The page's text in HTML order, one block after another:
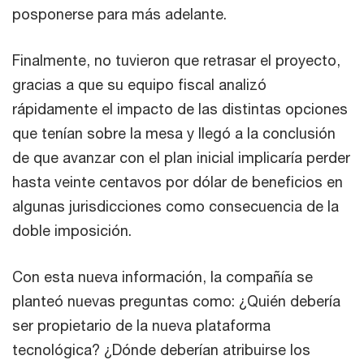
posponerse para más adelante.
Finalmente, no tuvieron que retrasar el proyecto,
gracias a que su equipo fiscal analizó
rápidamente el impacto de las distintas opciones
que tenían sobre la mesa y llegó a la conclusión
de que avanzar con el plan inicial implicaría perder
hasta veinte centavos por dólar de beneficios en
algunas jurisdicciones como consecuencia de la
doble imposición.
Con esta nueva información, la compañía se
planteó nuevas preguntas como: ¿Quién debería
ser propietario de la nueva plataforma
tecnológica? ¿Dónde deberían atribuirse los